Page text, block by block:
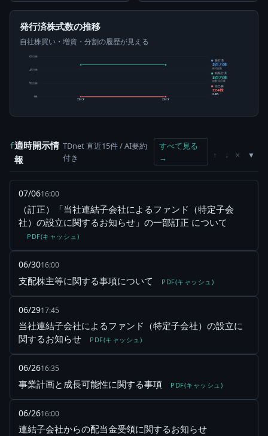
発行済株式数の推移
自社株買い・増資・分割の履歴が見える
0株
2百万株
4百万株
6百万株
25/3 26/3
発行済
5百万株
株式総数
純発行済
5百万株
総数-自己株
自己株
224株
0.00%
f適時開示情
報
TDnet 直近15件 / AI要約
付き
すべて見る
→
↑ ↓ ×
07/0616:00
（訂正）「当社連結子会社によるファンド（特定子会
社）の設立に関するお知らせ」の一部訂正 について
PDF(キャッシュ)
06/3016:00
支配株主等に関する事項について PDF(キャッシュ)
06/2917:45
当社連結子会社によるファンド（特定子会社）の設立に
関するお知らせ
PDF(キャッシュ)
06/2616:35
事業計画と成長可能性に関する事項 PDF(キャッシュ)
06/2616:00
連結子会社からの配当金受領に関するお知らせ